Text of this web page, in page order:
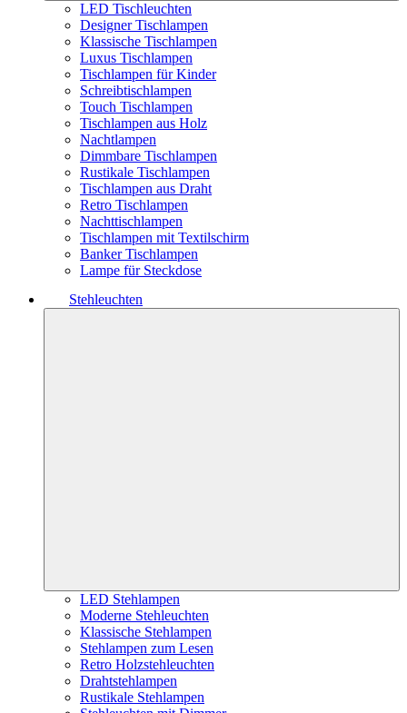
LED Tischleuchten
Designer Tischlampen
Klassische Tischlampen
Luxus Tischlampen
Tischlampen für Kinder
Schreibtischlampen
Touch Tischlampen
Tischlampen aus Holz
Nachtlampen
Dimmbare Tischlampen
Rustikale Tischlampen
Tischlampen aus Draht
Retro Tischlampen
Nachttischlampen
Tischlampen mit Textilschirm
Banker Tischlampen
Lampe für Steckdose
Stehleuchten
LED Stehlampen
Moderne Stehleuchten
Klassische Stehlampen
Stehlampen zum Lesen
Retro Holzstehleuchten
Drahtstehlampen
Rustikale Stehlampen